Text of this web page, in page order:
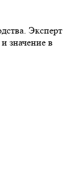
Эксперт
значение в